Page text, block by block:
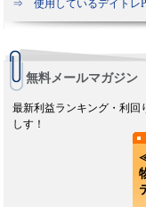
⇒ 使用しているデイトレ
無料メールマガジン
最新利益ランキング・利回
しす！